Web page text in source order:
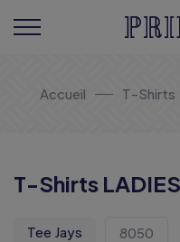
Accueil T-Shirts
T-Shirts
Tee Jays 8050